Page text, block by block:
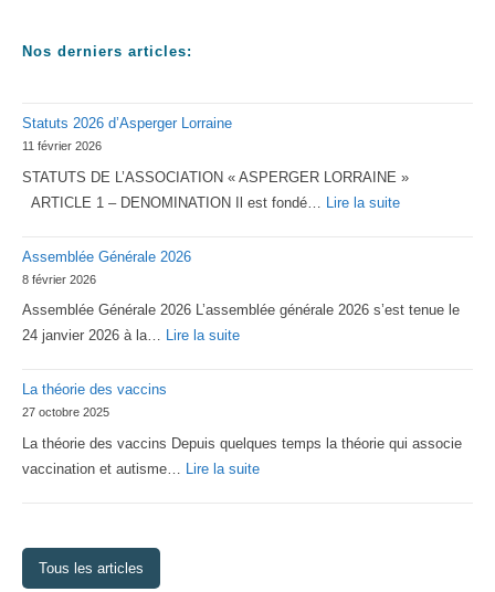
Nos derniers articles:
Statuts 2026 d’Asperger Lorraine
11 février 2026
STATUTS DE L’ASSOCIATION « ASPERGER LORRAINE »
ARTICLE 1 – DENOMINATION Il est fondé… Lire la suite:
Lorraine
Assemblée Générale 2026
8 février 2026
Assemblée Générale 2026 L’assemblée générale 2026 s’est tenue le
24 janvier 2026 à la… Lire la suite:
La théorie des vaccins
27 octobre 2025
La théorie des vaccins Depuis quelques temps la théorie qui associe
vaccination et autisme… Lire la suite:
Tous les articles